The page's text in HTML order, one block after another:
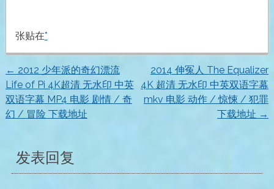
张贴在*
文
章
航
← 2012 少年派的奇幻漂流
Life of Pi 4K超清 无水印 中英
双语字幕 MP4 电影 剧情 / 奇
幻 / 冒险 下载地址
2014 伸冤人 The Equalizer
4K 超清 无水印 中英双语字幕
mkv 电影 动作 / 惊悚 / 犯罪
下载地址 →
发表回复